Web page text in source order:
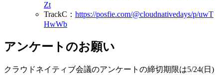
Zt
TrackC： https://posfie.com/@cloudnativedays/p/uwT
HwWb
アンケートのお願い
クラウドネイティブ会議のアンケートの締切期限は5/24(日)